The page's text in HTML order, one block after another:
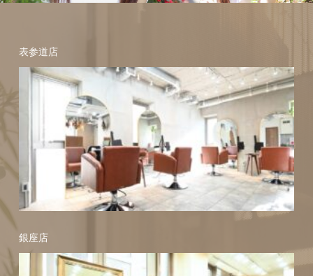
質改善
表参道店
銀座店